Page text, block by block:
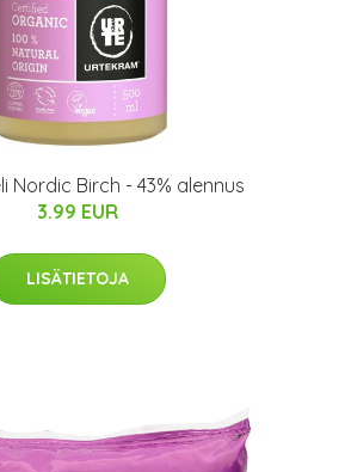
Nordic Birch - 43% alennus
3.99 EUR
LISÄTIETOJA